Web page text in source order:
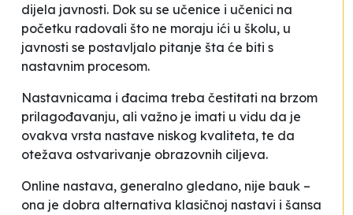
dijela javnosti. Dok su se učenice i učenici na
početku radovali što ne moraju ići u školu, u
javnosti se postavljalo pitanje šta će biti s
nastavnim procesom.
Nastavnicama i đacima treba čestitati na brzom
prilagođavanju, ali važno je imati u vidu da je
ovakva vrsta nastave niskog kvaliteta, te da
otežava ostvarivanje obrazovnih ciljeva.
Online nastava, generalno gledano, nije bauk –
ona je dobra alternativa klasičnoj nastavi i šansa